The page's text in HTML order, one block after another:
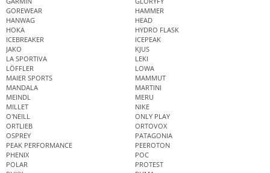
GOREWEAR
HAMMER
HANWAG
HEAD
HOKA
HYDRO FLASK
ICEBREAKER
ICEPEAK
JAKO
KJUS
LA SPORTIVA
LEKI
LÖFFLER
LOWA
MAIER SPORTS
MAMMUT
MANDALA
MARTINI
MEINDL
MERU
MILLET
NIKE
O'NEILL
ONLY PLAY
ORTLIEB
ORTOVOX
OSPREY
PATAGONIA
PEAK PERFORMANCE
PEEROTON
PHENIX
POC
POLAR
PROTEST